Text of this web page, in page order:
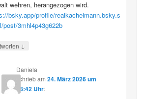
wehren, herangezogen wird.
bsky.app/profile/realkachelmann.bsky.s
post/3mhl4p43g622b
↓
Daniela
schriebam24. März 2026 um
08:42 Uhr: